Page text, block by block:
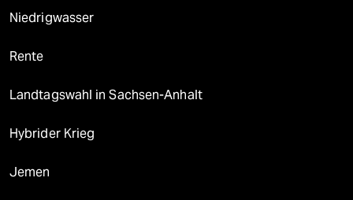
Niedrigwasser
Rente
Landtagswahl in Sachsen-Anhalt
Hybrider Krieg
Jemen